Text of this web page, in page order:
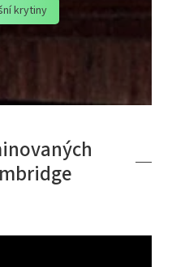
krytiny